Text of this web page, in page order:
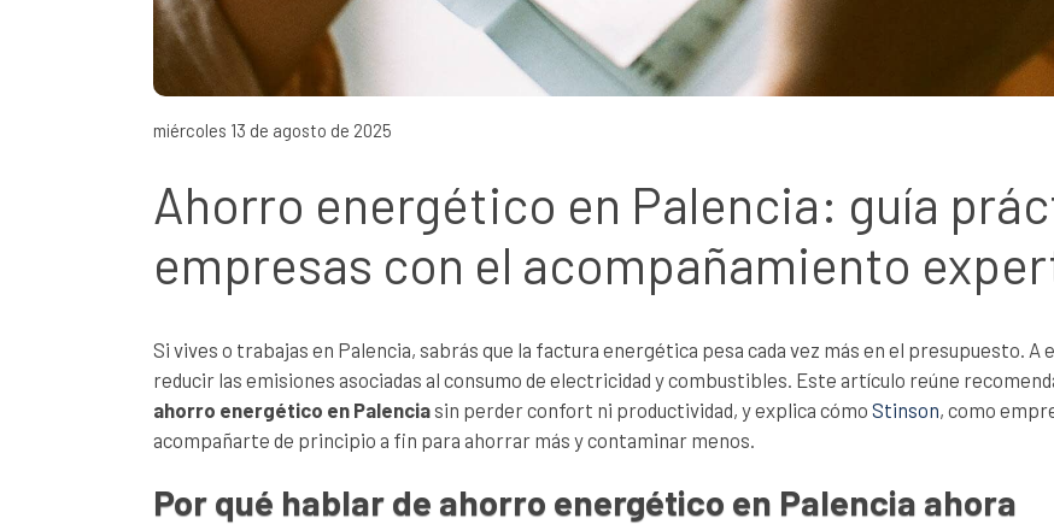
miércoles 13 de agosto de 2025
Ahorro energético en Palencia: guía
empresas con el acompañamiento
Si vives o trabajas en Palencia, sabrás que la factura energética pesa cada vez más en el presupuesto.
reducir las emisiones asociadas al consumo de electricidad y combustibles. Este artículo reúne
ahorro energético en Palenciasin perder confort ni productividad, y explica cómoStinson, como
acompañarte de principio a fin para ahorrar más y contaminar menos.
Por qué hablar de ahorro energético en Palencia ahora